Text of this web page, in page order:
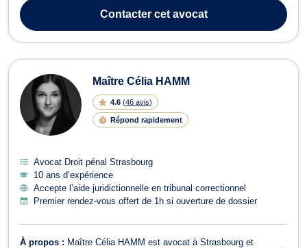
le faux, la conduite en état d’ivresse, l’homicide, le viol, etc. Il est
é...
Contactercet avocat
Maître Célia HAMM
4.6 (46 avis)
Répond rapidement
Avocat Droit pénal Strasbourg
10 ans d’expérience
Accepte l’aide juridictionnelle en tribunal correctionnel
Premier rendez-vous offert de 1h si ouverture de dossier
À propos : Maître Célia HAMM est avocat à Strasbourg et